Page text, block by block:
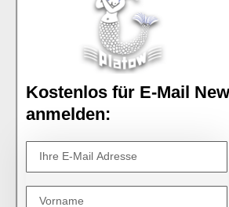
Kostenlos für E-Mail
anmelden: